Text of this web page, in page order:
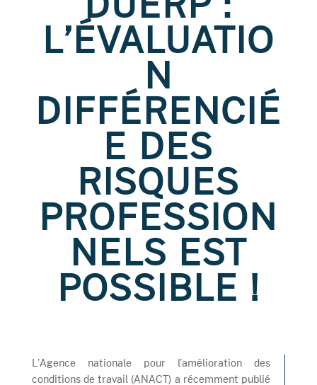
L’ÉVALUATIO
N
DIFFÉRENCIÉ
E DES
RISQUES
PROFESSION
NELS EST
POSSIBLE !
L’Agence nationale pour l’amélioration des
conditions de travail (ANACT) a récemment publié